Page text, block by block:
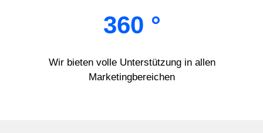
360 °
Wir bieten volle Unterstützung in allen
Marketingbereichen